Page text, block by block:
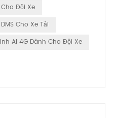
Đội Xe
Cho Xe Tải
AI 4G Dành Cho Đội Xe